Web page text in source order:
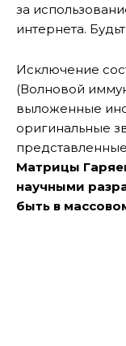
за
интернета.
Исключение
(Волновой
выложенные
оригинальные
Матрицы
научными
быть в